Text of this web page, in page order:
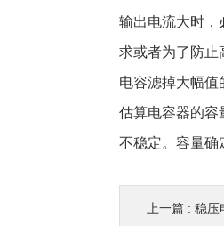
输出电流大时，
求或者为了防
电容滤掉大幅
估算电容器的容
不稳定。容量确
上一篇 : 稳压